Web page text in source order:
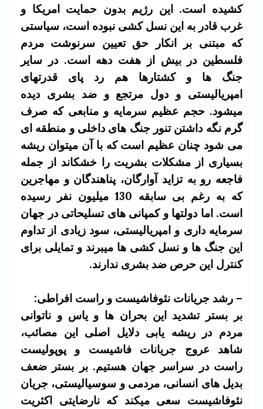
کشیده است. این رژیم بدون حمایت امریکا و
غرب قادر به این نسل کشی نبوده است، سیاستی
که مبتنی بر انکار حق تعیین سرنوشت مردم
فلسطین در بیش از هفت دهه است. در سایر
جنگ ها و کشتارها هم رد پای قدرتهای
امپریالیستی و دول مرتجع و ضد بشری دیده
میشود. حجم عظیم سرمایه و منابعی که صرف
گرم نگه داشتن تنور جنگ های داخلی و منطقه ای
می شود چنان عظیم است که با آن میتوان ریشه
بسیاری از مشکلات بشریت را خشکاند از جمله
فاجعه رو به تزاید آوارگان، پناهندگان و مهاجرین
که به رغم بی سابقه 130 میلیون نفر رسیده
است. اما دولتها و کمپانی های تسلیحاتی در جهان
سرمایه داری و امپریالیستی، سود زیادی از تداوم
این جنگ ها و نسل کشی ها میبرند و تمایلی برای
کنترل این حرص ضد بشری ندارند.
– رشد جریانات نئوفاشیست و راست افراطی:
بر بستر تشدید این بحران ها و یاس و ناتوانی
مردم در ریشه یابی دلایل اصلی این مصائب،
شاهد عروج جریانات فاشیست و پوپولیست
راست در سراسر جهان هستیم. بر بستر ضعف
بدیل های انسانی، مردمی و سوسیالیستی، جریان
نئوفاشیست سعی میکند که نارضایتی اکثریت